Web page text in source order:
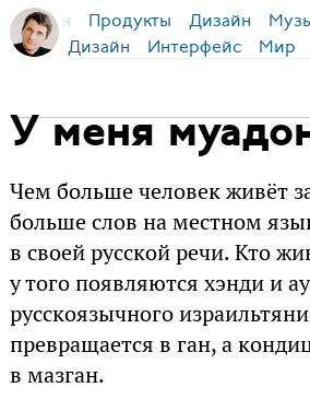
Бирман Продукты Дизайн
Дизайн Интерфейс Мир
У меня
Чем больше человек живёт
больше слов на местном
в своей русской речи. Кто
у того появляются хэнди и
русскоязычного
превращается в ган, а
в мазган.